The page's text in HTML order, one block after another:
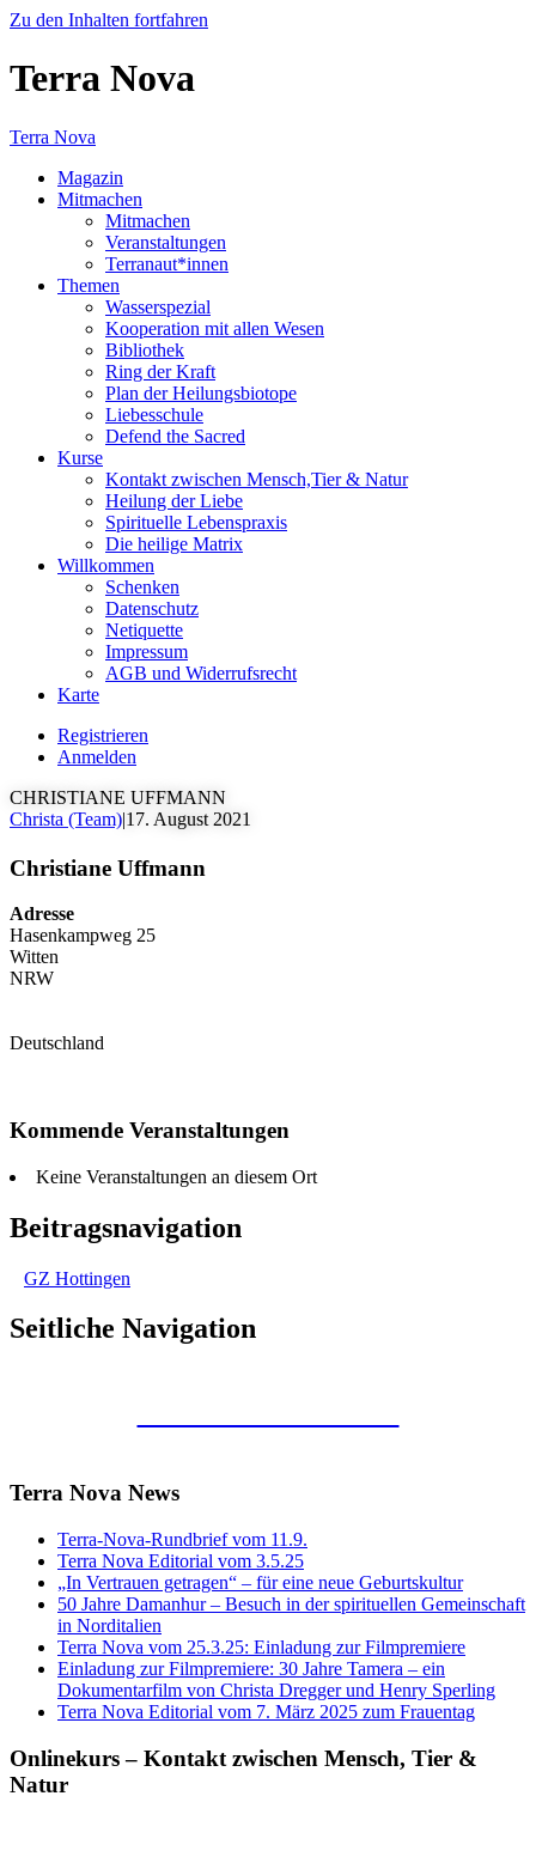
Zu den Inhalten fortfahren
Terra Nova
Terra Nova
Magazin
Mitmachen
Mitmachen
Veranstaltungen
Terranaut*innen
Themen
Wasserspezial
Kooperation mit allen Wesen
Bibliothek
Ring der Kraft
Plan der Heilungsbiotope
Liebesschule
Defend the Sacred
Kurse
Kontakt zwischen Mensch,Tier & Natur
Heilung der Liebe
Spirituelle Lebenspraxis
Die heilige Matrix
Willkommen
Schenken
Datenschutz
Netiquette
Impressum
AGB und Widerrufsrecht
Karte
Registrieren
Anmelden
CHRISTIANE UFFMANN
Christa (Team)|17. August 2021
Christiane Uffmann
Adresse
Hasenkampweg 25
Witten
NRW
Deutschland
Kommende Veranstaltungen
Keine Veranstaltungen an diesem Ort
Beitragsnavigation
GZ Hottingen
Seitliche Navigation
Terra Nova News
Terra-Nova-Rundbrief vom 11.9.
Terra Nova Editorial vom 3.5.25
„In Vertrauen getragen“ – für eine neue Geburtskultur
50 Jahre Damanhur – Besuch in der spirituellen Gemeinschaft
in Norditalien
Terra Nova vom 25.3.25: Einladung zur Filmpremiere
Einladung zur Filmpremiere: 30 Jahre Tamera – ein
Dokumentarfilm von Christa Dregger und Henry Sperling
Terra Nova Editorial vom 7. März 2025 zum Frauentag
Onlinekurs – Kontakt zwischen Mensch, Tier &
Natur